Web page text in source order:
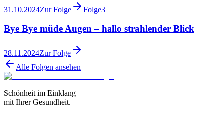
31.10.2024Zur Folge Folge3
Bye Bye müde Augen – hallo strahlender Blick
28.11.2024Zur Folge
Alle Folgen ansehen
Schönheit im Einklang
mit Ihrer Gesundheit.